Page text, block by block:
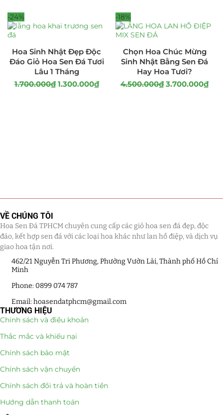
-24%
Hoa Sinh Nhật Đẹp Độc
Đáo Giỏ Hoa Sen Đá Tươi
Lâu 1 Tháng
1.700.000₫ 1.300.000₫
-18%
Chọn Hoa Chúc Mừng
Sinh Nhật Bằng Sen Đá
Hay Hoa Tươi?
4.500.000₫ 3.700.000₫
VỀ CHÚNG TÔI
Hoa Sen Đá TPHCM chuyên cung cấp các giỏ hoa sen đá đẹp, độc
đáo, kết hợp sen đá với các loại hoa khác như lan hồ điệp, và dịch vụ
giao hoa tận nơi.
462/21 Nguyễn Tri Phương, Phường Vườn Lài, Thành phố Hồ Chí
Minh
Phone: 0899 074 787
Email: hoasendatphcm@gmail.com
THƯƠNG HIỆU
Chính sách và điều khoản
Thắc mắc và khiếu nại
Chính sách bảo mật
Chính sách vận chuyển
Chính sách đổi trả và hoàn tiền
Hướng dẫn thanh toán